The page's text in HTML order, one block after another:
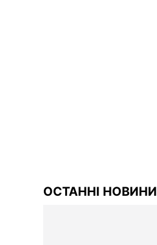
ОСТАННІ НОВИНИ